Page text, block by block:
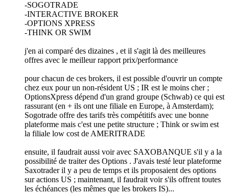
-SOGOTRADE
-INTERACTIVE BROKER
-OPTIONS XPRESS
-THINK OR SWIM
j'en ai comparé des dizaines , et il s'agit là des meilleures
offres avec le meilleur rapport prix/performance
pour chacun de ces brokers, il est possible d'ouvrir un compte
chez eux pour un non-résident US ; IR est le moins cher ;
OptionsXpress dépend d'un grand groupe (Schwab) ce qui est
rassurant (en + ils ont une filiale en Europe, à Amsterdam);
Sogotrade offre des tarifs très compétitifs avec une bonne
plateforme mais c'est une petite structure ; Think or swim est
la filiale low cost de AMERITRADE
ensuite, il faudrait aussi voir avec SAXOBANQUE s'il y a la
possibilité de traiter des Options . J'avais testé leur plateforme
Saxotrader il y a peu de temps et ils proposaient des options
sur actions US ; maintenant, il faudrait voir s'ils offrent toutes
les échéances (les mêmes que les brokers IS)...